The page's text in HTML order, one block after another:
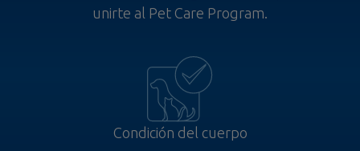
unirte al Pet Care Program.
Condición del cuerpo